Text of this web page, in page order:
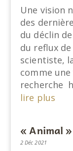
Une vision
des
du déclin
du reflux
scientiste,
comme
recherche
lire plus
« Animal
2 Déc 2021